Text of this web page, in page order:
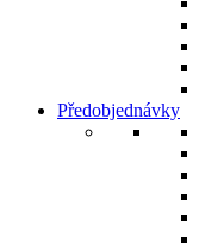
Předobjednávky